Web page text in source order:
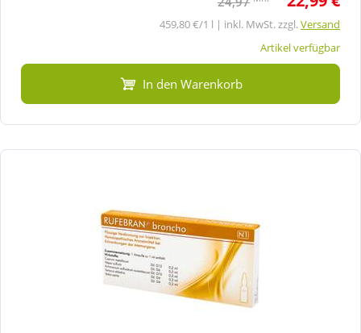
459,80 €/1 l | inkl. MwSt. zzgl.Versand
Artikel verfügbar
In den Warenkorb